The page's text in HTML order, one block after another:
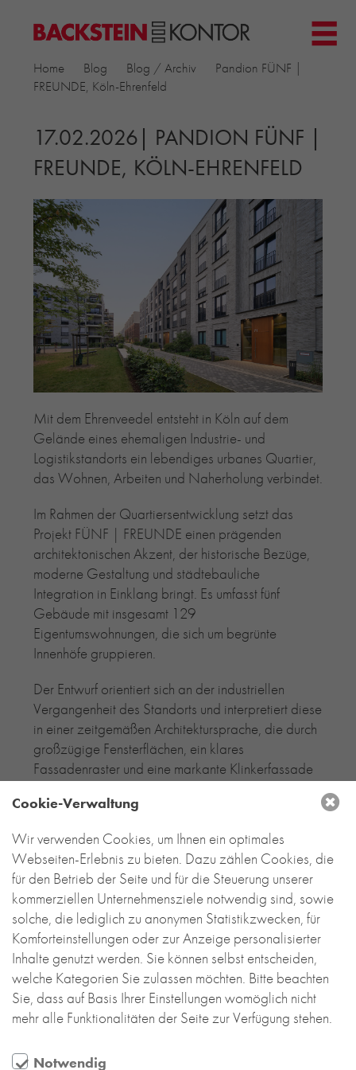
PROJEKTE
▼
KIRCHEN
MEHRFAMILIENHÄUSER
MUSEEN
EINFAMILIENHÄUSER
ÖFFENTLICHE BAUTEN
BILDUNG & FORSCHUNG
PRODUKTE
▼
RIEMCHENKOLLEKTIONEN TONWERK
ALLGEMEINE RIEMCHENKOLLEKTIONEN
PETERSEN TEGL
RECYCLING-ZIEGEL
RE-USE-ZIEGEL
RE-USE-MÖRTEL
FASSADENPLANUNG (SCHWEIZ)
PRIVATKUNDEN
ÜBER UNS
BLOG
Home Blog Blog / Archiv
Pandion FÜNF |
FREUNDE, Köln-Ehrenfeld
17.02.2026| PANDION FÜNF |
FREUNDE, KÖLN-EHRENFELD
Mit dem Ehrenveedel entsteht in Köln auf dem
Gelände eines ehemaligen Industrie- und
Logistikstandorts ein lebendiges urbanes Quartier,
das Wohnen, Arbeiten und Naherholung verbindet.
Im Rahmen der Quartiersentwicklung setzt das
Projekt FÜNF | FREUNDE einen prägenden
architektonischen Akzent, der historische Bezüge,
moderne Gestaltung und städtebauliche
Integration in Einklang bringt. Es umfasst fünf
Gebäude mit insgesamt 129
Eigentumswohnungen, die sich um begrünte
Innenhöfe gruppieren.
Der Entwurf orientiert sich an der industriellen
Vergangenheit des Standorts und interpretiert diese
in einer zeitgemäßen Architektursprache, die durch
großzügige Fensterflächen, ein klares
Fassadenraster und eine markante Klinkerfassade
Fensterprofile und zeitlose Metallakzente als
zentrale Materialien unterstreichen die Verbindung
von Robustheit und Eleganz.
Die Tonwerk-Klinkerriemchen in abgestuften
Anthrazittönen verleihen dem Ensemble eine klare
Identität und erzeugen eine subtile Tiefenwirkung
durch Licht- und Schatten-Spiele. Durch ihre
Dauerhaftigkeit werden sie dazu beitragen, dass
die hochwertige Architekturqualität der FÜNF |
FREUNDE für lange Zeit Bestand hat.
Cookie-Verwaltung
Wir verwenden Cookies, um Ihnen ein optimales
Webseiten-Erlebnis zu bieten. Dazu zählen Cookies, die
für den Betrieb der Seite und für die Steuerung unserer
kommerziellen Unternehmensziele notwendig sind, sowie
solche, die lediglich zu anonymen Statistikzwecken, für
Komforteinstellungen oder zur Anzeige personalisierter
Inhalte genutzt werden. Sie können selbst entscheiden,
welche Kategorien Sie zulassen möchten. Bitte beachten
Sie, dass auf Basis Ihrer Einstellungen womöglich nicht
mehr alle Funktionalitäten der Seite zur Verfügung stehen.
Notwendig